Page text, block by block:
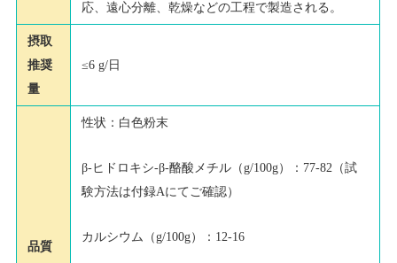
応、遠心分離、乾燥などの工程で製造される。
摂取
推奨
量
≤6 g/日
品質
性状：白色粉末
β-ヒドロキシ-β-酪酸メチル（g/100g）：77-82（試
験方法は付録Aにてご確認）
カルシウム（g/100g）：12-16